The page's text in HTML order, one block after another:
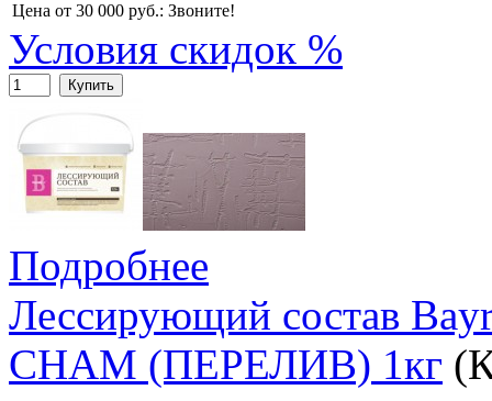
Цена от 30 000 руб.: Звоните!
Условия скидок %
Купить
Подробнее
Лессирующий состав
CHAM (ПЕРЕЛИВ) 1кг